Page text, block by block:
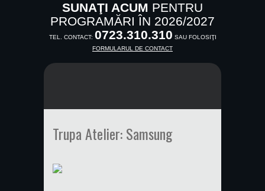
SUNAŢI ACUM PENTRU
PROGRAMĂRI ÎN 2026/2027
TEL. CONTACT: 0723.310.310 SAU FOLOSIŢI
FORMULARUL DE CONTACT
Trupa Atelier: Samsung